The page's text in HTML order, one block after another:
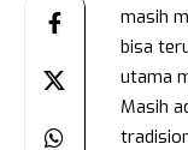
masih
bisa
utama
Masih